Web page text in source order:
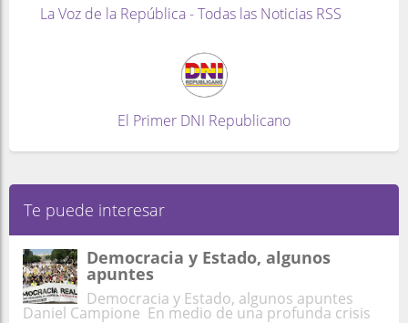
La Voz de la República - Todas las Noticias RSS
El Primer DNI Republicano
Te puede interesar
Democracia y Estado, algunos
apuntes
Democracia y Estado, algunos apuntes
Daniel Campione En medio de una profunda crisis